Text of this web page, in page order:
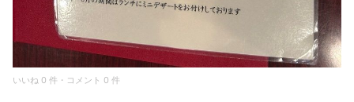
いいね 0 件・コメント 0 件